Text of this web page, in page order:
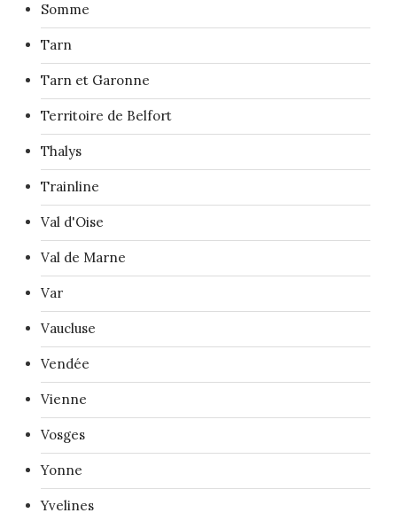
Somme
Tarn
Tarn et Garonne
Territoire de Belfort
Thalys
Trainline
Val d'Oise
Val de Marne
Var
Vaucluse
Vendée
Vienne
Vosges
Yonne
Yvelines